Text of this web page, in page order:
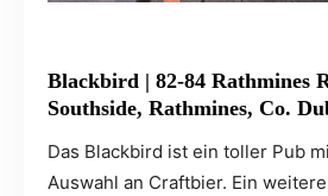
Blackbird | 82-84 Rathmines
Southside, Rathmines, Co.
Das Blackbird ist ein toller Pub
Auswahl an Craftbier. Ein